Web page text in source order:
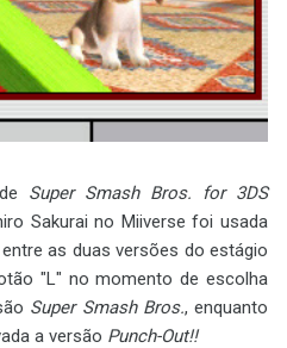
Super Smash Bros. for 3DS
Sakurai no Miiverse foi usada
as duas versões do estágio
"L" no momento de escolha
Super Smash Bros., enquanto
a versão Punch-Out!!